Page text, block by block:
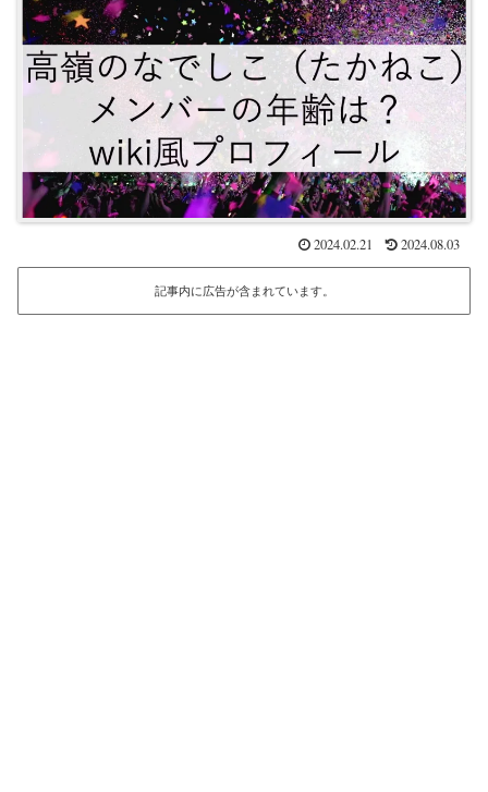
2024.02.21 2024.08.03
記事内に広告が含まれています。